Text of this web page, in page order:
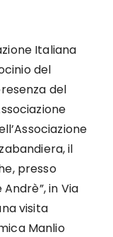
Italiana
del
del
il
presso
in Via
visita
Manlio